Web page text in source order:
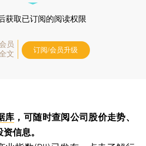
获取已订阅的阅读权限
员
文
订阅/会员升级
库 ，可随时查阅公司股价走势、
信息。